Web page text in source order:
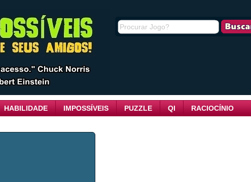
HABILIDADE IMPOSSÍVEIS PUZZLE QI RACIOCÍNIO